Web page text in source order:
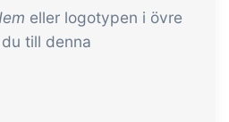
eller logotypen i övre
till denna